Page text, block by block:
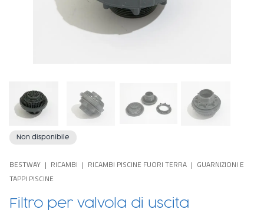
Non disponibile
BESTWAY RICAMBI RICAMBI PISCINE FUORI TERRA
GUARNIZIONI E
TAPPI PISCINE
Filtro per valvola di uscita